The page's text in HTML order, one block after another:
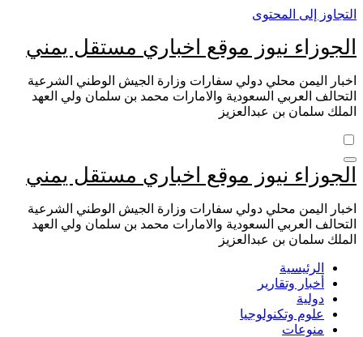
التجاوز إلى المحتوى
الجوزاء نيوز موقع اخباري مستقل يمني
اخبار اليمن محلي دولي سفارات وزارة الجيش الوطني الشرعية
التحالف العربي السعودية والامارات محمد بن سلمان ولي العهد
الملك سلمان بن عبدالعزيز
الجوزاء نيوز موقع اخباري مستقل يمني
اخبار اليمن محلي دولي سفارات وزارة الجيش الوطني الشرعية
التحالف العربي السعودية والامارات محمد بن سلمان ولي العهد
الملك سلمان بن عبدالعزيز
الرئيسية
أخبار وتقارير
دولية
علوم وتكنولوجيا
منوعات